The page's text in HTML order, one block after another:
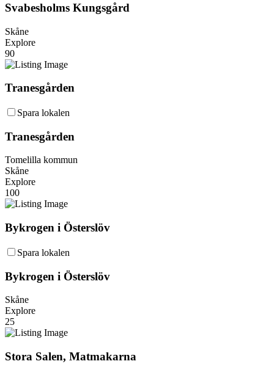
Svabesholms Kungsgård
Skåne
Explore
90
Tranesgården
Spara lokalen
Tranesgården
Tomelilla kommun
Skåne
Explore
100
Bykrogen i Österslöv
Spara lokalen
Bykrogen i Österslöv
Skåne
Explore
25
Stora Salen, Matmakarna